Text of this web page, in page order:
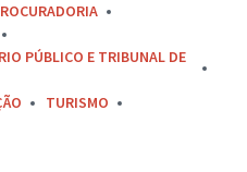
PÚBLICO E TRIBUNAL DE
TURISMO